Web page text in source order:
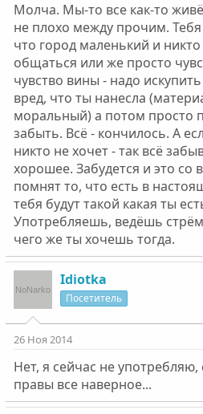
Молча. Мы-то все как-то
не плохо между прочим. Тебя
что город маленький и
общаться или же просто
чувство вины - надо
вред, что ты нанесла
моральный) а потом просто
забыть. Всё - кончилось. А
никто не хочет - так всё
хорошее. Забудется и это
помнят то, что есть в
тебя будут такой какая ты
Употребляешь, ведёшь
чего же ты хочешь тогда.
Idiotka
Посетитель
26 Ноя 2014
Нет, я сейчас не
правы все наверное...